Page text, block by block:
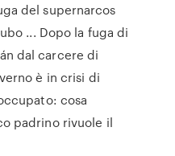
del supernarcos
... Dopo la fuga di
dal carcere di
è in crisi di
cosa
padrino rivuole il